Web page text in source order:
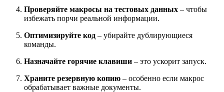
Проверяйте макросы на тестовых данных – чтобы
избежать порчи реальной информации.
Оптимизируйте код – убирайте дублирующиеся
команды.
Назначайте горячие клавиши – это ускорит запуск.
Храните резервную копию – особенно если макрос
обрабатывает важные документы.